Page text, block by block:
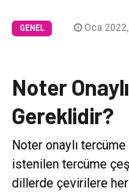
GENEL Oca 2022,
Noter
Gereklidir?
Noter onaylı
istenilen tercüme
dillerde çevirilere her